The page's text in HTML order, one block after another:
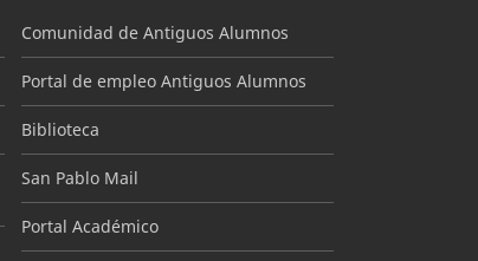
Comunidad de Antiguos Alumnos
Portal de empleo Antiguos Alumnos
Biblioteca
San Pablo Mail
Portal Académico